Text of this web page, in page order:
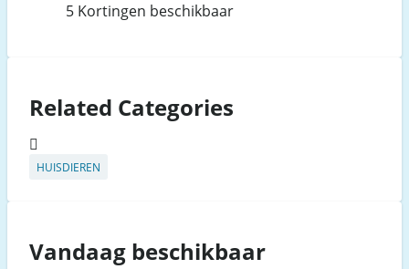
5 Kortingen beschikbaar
Related Categories
HUISDIEREN
Vandaag beschikbaar